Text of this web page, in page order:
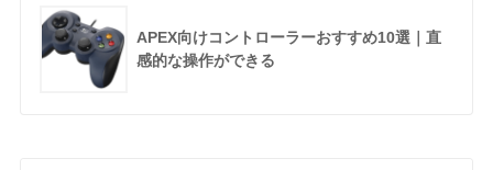
APEX向けコントローラーおすすめ10選｜直
感的な操作ができる